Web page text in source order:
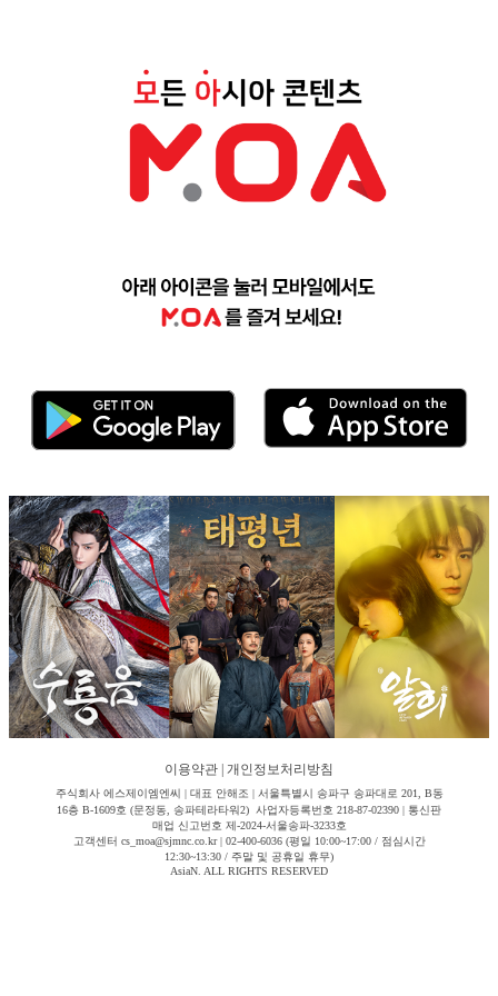
이용약관 개인정보처리방침
주식회사 에스제이엠엔씨 | 대표 안해조 | 서울특별시 송파구 송파대로 201, B동
16층 B-1609호 (문정동, 송파테라타워2) 사업자등록번호 218-87-02390 | 통신판
매업 신고번호 제-2024-서울송파-3233호
고객센터 cs_moa@sjmnc.co.kr | 02-400-6036 (평일 10:00~17:00 / 점심시간
12:30~13:30 / 주말 및 공휴일 휴무)
AsiaN. ALL RIGHTS RESERVED